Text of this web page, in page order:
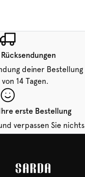
deiner Bestellung
14 Tagen.
erste Bestellung
verpassen Sie nichts
erster Rabatt wartet